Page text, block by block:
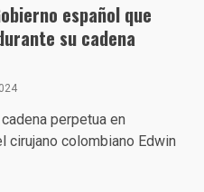
español que
su cadena
perpetua en
cirujano colombiano Edwin